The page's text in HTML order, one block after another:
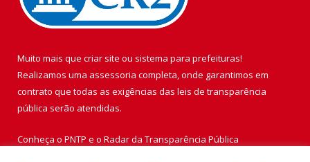
Muito mais que criar site ou sistema para prefeituras!
Realizamos uma assessoria completa, onde garantimos em
contrato que todas as exigências das leis de transparência
pública serão atendidas.
Conheça o PNTP e o Radar da Transparência Pública